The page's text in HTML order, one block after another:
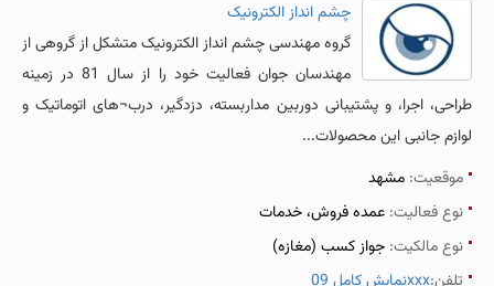
چشم انداز الکترونیک
گروه مهندسی چشم انداز الکترونیک متشکل از گروهی از
مهندسان جوان فعالیت خود را از سال 81 در زمینه
طراحی، اجرا، و پشتیبانی دوربین مداربسته، دزدگیر، درب¬های اتوماتیک و
لوازم جانبی این محصولات...
موقعیت: مشهد
نوع فعالیت: عمده فروش، خدمات
نوع مالکیت: جواز کسب (مغازه)